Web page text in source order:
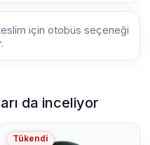
teslim için otobüs seçeneği
da inceliyor
Tükendi